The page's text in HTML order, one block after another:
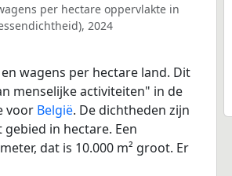
per hectare oppervlakte in
2024
wagens per hectare land. Dit
menselijke activiteiten" in de
voor België. De dichtheden zijn
in hectare. Een
dat is 10.000 m² groot. Er